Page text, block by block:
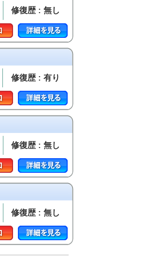
修復歴 : 無し
修復歴 : 有り
修復歴 : 無し
修復歴 : 無し